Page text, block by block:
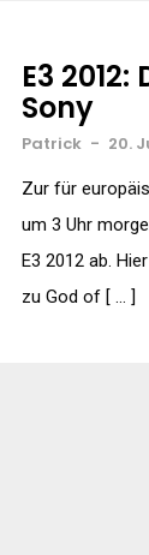
E3
Sony
Patrick - 20.
Zur für
um 3 Uhr
E3 2012 ab.
zu God of [ … ]